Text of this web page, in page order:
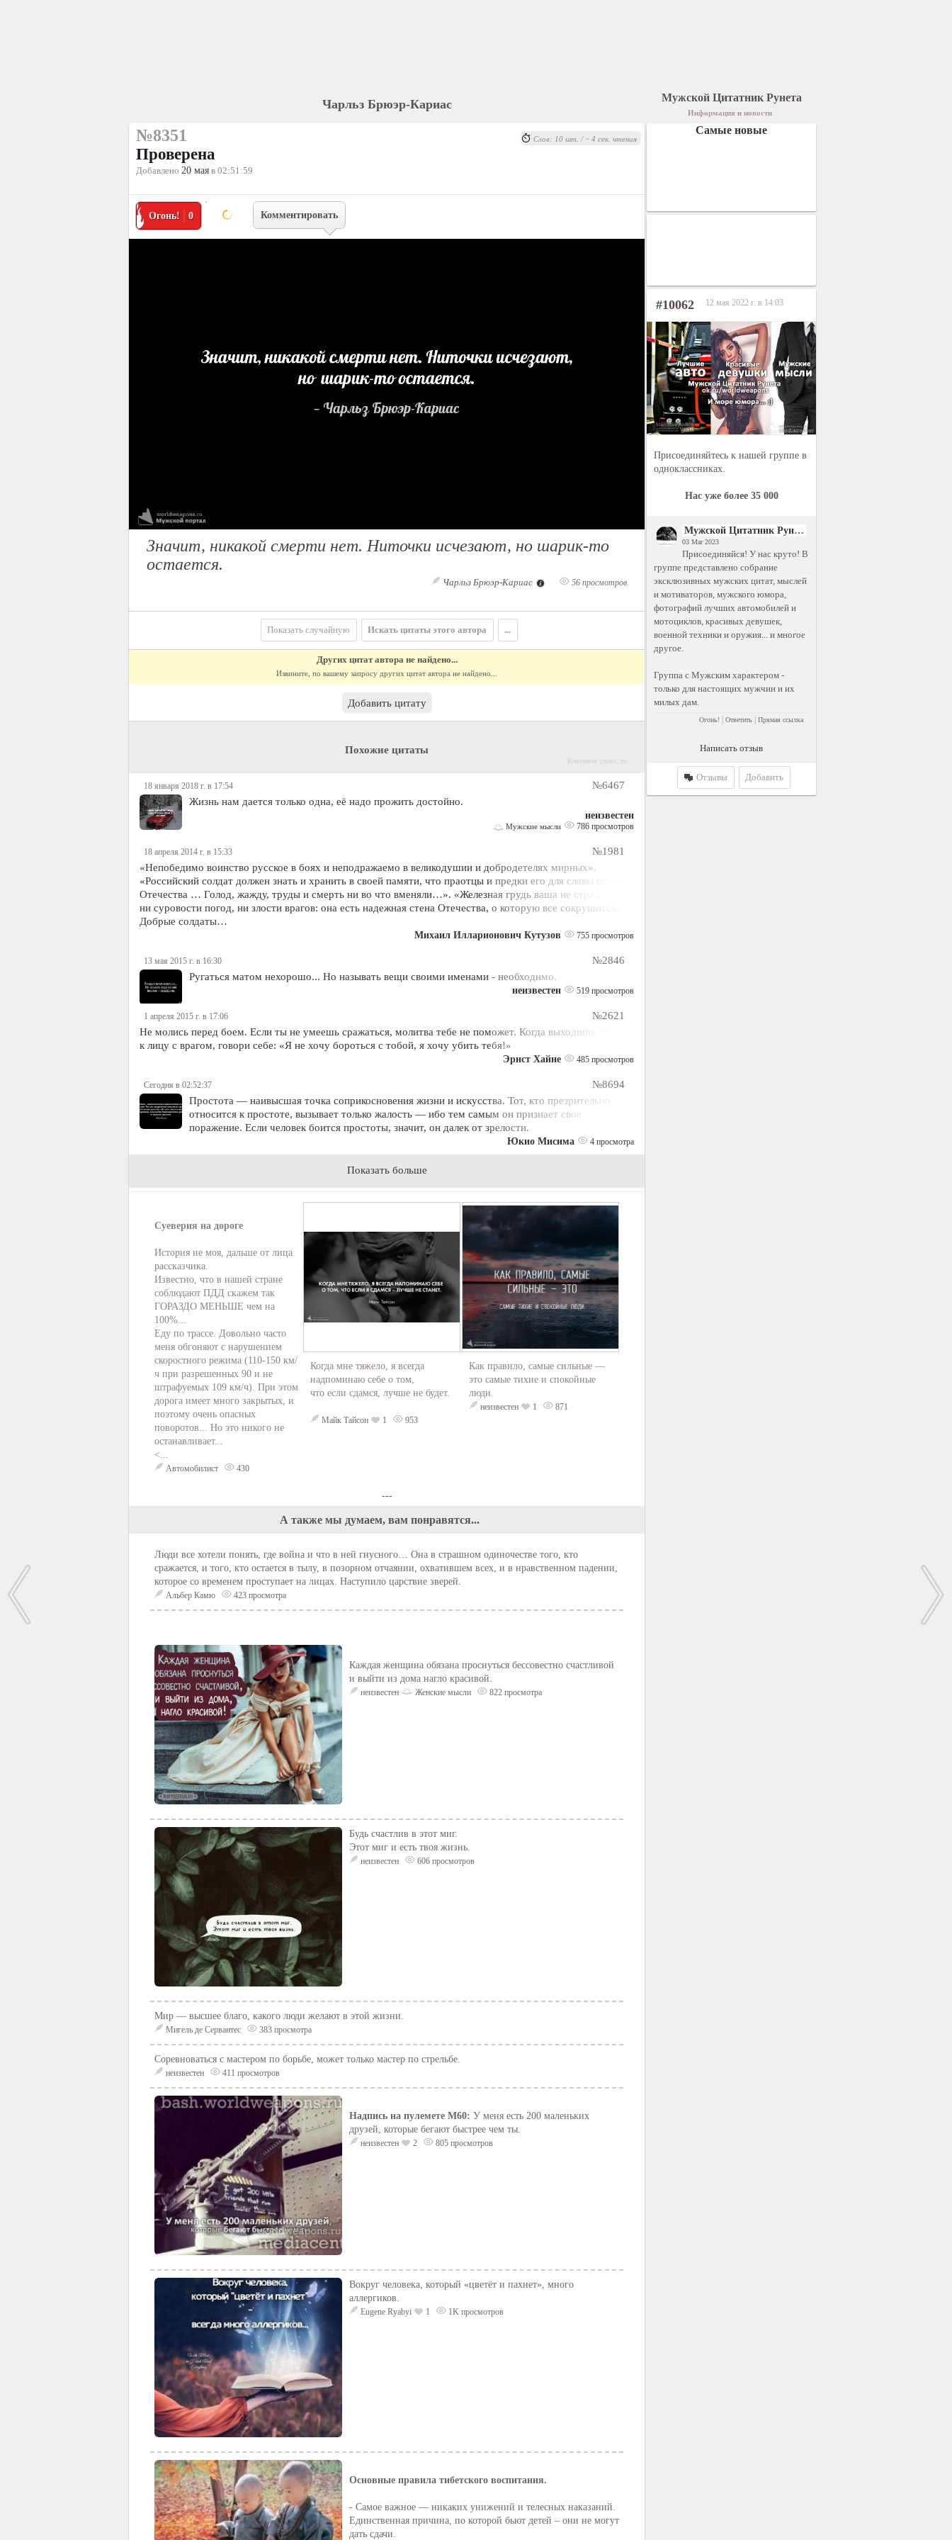
Чарльз Брюэр-Кариас
№8351
Проверена
Добавлено 20 мая в 02:51:59
Огонь! 0 Комментировать
Значит, никакой смерти нет. Ниточки исчезают, но шарик-то
остается.
Чарльз Брюэр-Кариас 56 просмотров
Слов: 10 шт. / ~ 4 сек. чтения
Показать случайную Искать цитаты этого автора ...
Других цитат автора не найдено...
Извините, по вашему запросу других цитат автора не найдено...
Добавить цитату
Похожие цитаты
Ключевое слово: то
18 января 2018 г. в 17:54
№6467
Жизнь нам дается только одна, её надо прожить достойно.
неизвестен
Мужские мысли 786 просмотров
18 апреля 2014 г. в 15:33
№1981
«Непобедимо воинство русское в боях и неподражаемо в великодушии и добродетелях мирных».
«Российский солдат должен знать и хранить в своей памяти, что праотцы и предки его для славы своего
Отечества … Голод, жажду, труды и смерть ни во что вменяли…». «Железная грудь ваша не страшится
ни суровости погод, ни злости врагов: она есть надежная стена Отечества, о которую все сокрушится.
Добрые солдаты…
Михаил Илларионович Кутузов 755 просмотров
13 мая 2015 г. в 16:30
№2846
Ругаться матом нехорошо... Но называть вещи своими именами - необходимо.
неизвестен 519 просмотров
1 апреля 2015 г. в 17:06
№2621
Не молись перед боем. Если ты не умеешь сражаться, молитва тебе не поможет. Когда выходишь лицом
к лицу с врагом, говори себе: «Я не хочу бороться с тобой, я хочу убить тебя!»
Эрнст Хайне 485 просмотров
Сегодня в 02:52:37
№8694
Простота — наивысшая точка соприкосновения жизни и искусства. Тот, кто презрительно
относится к простоте, вызывает только жалость — ибо тем самым он признает свое
поражение. Если человек боится простоты, значит, он далек от зрелости.
Юкио Мисима 4 просмотра
Показать больше
Суеверия на дороге
История не моя, дальше от лица
рассказчика.
Известно, что в нашей стране
соблюдают ПДД скажем так
ГОРАЗДО МЕНЬШЕ чем на
100%...
Еду по трассе. Довольно часто
меня обгоняют с нарушением
скоростного режима (110-150 км/
ч при разрешенных 90 и не
штрафуемых 109 км/ч). При этом
дорога имеет много закрытых, и
поэтому очень опасных
поворотов... Но это никого не
останавливает...
<...
Автомобилист 430
Когда мне тяжело, я всегда
надпоминаю себе о том,
что если сдамся, лучше не будет.
Майк Тайсон 1 953
Как правило, самые сильные —
это самые тихие и спокойные
люди.
неизвестен 1 871
---
А также мы думаем, вам понравятся...
Люди все хотели понять, где война и что в ней гнусного… Она в страшном одиночестве того, кто
сражается, и того, кто остается в тылу, в позорном отчаянии, охватившем всех, и в нравственном падении,
которое со временем проступает на лицах. Наступило царствие зверей.
Альбер Камю 423 просмотра
Каждая женщина обязана проснуться бессовестно счастливой
и выйти из дома нагло красивой.
неизвестен Женские мысли 822 просмотра
Будь счастлив в этот миг.
Этот миг и есть твоя жизнь.
неизвестен 606 просмотров
Мир — высшее благо, какого люди желают в этой жизни.
Мигель де Сервантес 383 просмотра
Соревноваться с мастером по борьбе, может только мастер по стрельбе.
неизвестен 411 просмотров
Надпись на пулемете М60: У меня есть 200 маленьких
друзей, которые бегают быстрее чем ты.
неизвестен 2 805 просмотров
Вокруг человека, который «цветёт и пахнет», много
аллергиков.
Eugene Ryabyi 1 1K просмотров
Основные правила тибетского воспитания.
​- Самое важное — никаких унижений и телесных наказаний.
Единственная причина, по которой бьют детей – они не могут
дать сдачи.
Мужской Цитатник Рунета
Информация и новости
Самые новые
#10062 12 мая 2022 г. в 14:03
Присоединяйтесь к нашей группе в
одноклассниках.
Нас уже более 35 000
Мужской Цитатник Рунета
03 Mar 2023
Присоединяйся! У нас круто! В
группе представлено собрание
эксклюзивных мужских цитат, мыслей
и мотиваторов, мужского юмора,
фотографий лучших автомобилей и
мотоциклов, красивых девушек,
военной техники и оружия... и многое
другое.
Группа с Мужским характером -
только для настоящих мужчин и их
милых дам.
Огонь! Ответить Прямая ссылка
Написать отзыв
Отзывы Добавить